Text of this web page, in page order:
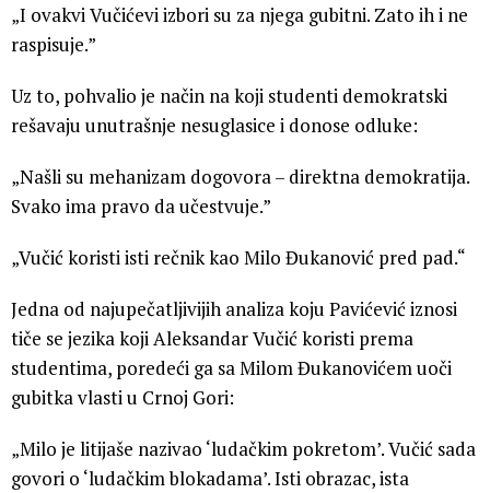
„I ovakvi Vučićevi izbori su za njega gubitni. Zato ih i ne
raspisuje.”
Uz to, pohvalio je način na koji studenti demokratski
rešavaju unutrašnje nesuglasice i donose odluke:
„Našli su mehanizam dogovora – direktna demokratija.
Svako ima pravo da učestvuje.”
„Vučić koristi isti rečnik kao Milo Đukanović pred pad.“
Jedna od najupečatljivijih analiza koju Pavićević iznosi
tiče se jezika koji Aleksandar Vučić koristi prema
studentima, poredeći ga sa Milom Đukanovićem uoči
gubitka vlasti u Crnoj Gori:
„Milo je litijaše nazivao ‘ludačkim pokretom’. Vučić sada
govori o ‘ludačkim blokadama’. Isti obrazac, ista